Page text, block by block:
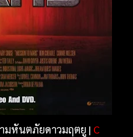
มหันตภัยดาวมฤตยู | C